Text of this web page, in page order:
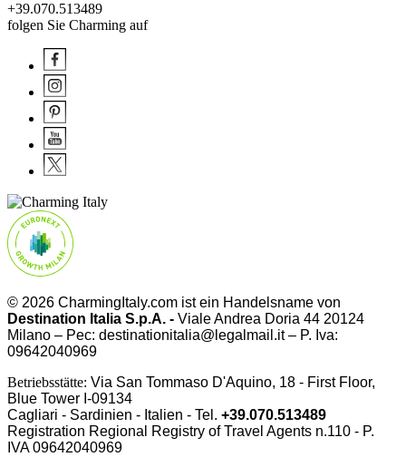
+39.070.513489
folgen Sie Charming auf
© 2026 CharmingItaly.com ist ein Handelsname von
Destination Italia S.p.A. - Viale Andrea Doria 44 20124
Milano – Pec: destinationitalia@legalmail.it – P. Iva:
09642040969
Betriebsstätte: Via San Tommaso D'Aquino, 18 - First Floor,
Blue Tower I-09134
Cagliari - Sardinien - Italien - Tel. +39.070.513489
Registration Regional Registry of Travel Agents n.110 - P.
IVA09642040969